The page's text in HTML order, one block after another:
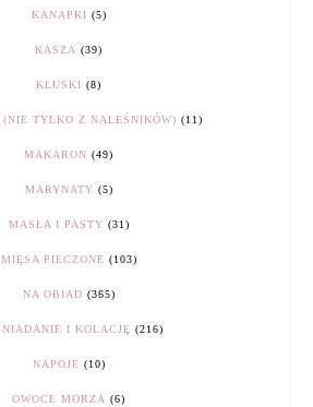
KANAPKI (5)
KASZA (39)
KLUSKI (8)
TYLKO Z NALEŚNIKÓW) (11)
MAKARON (49)
MARYNATY (5)
MASŁA I PASTY (31)
MIĘSA PIECZONE (103)
NA OBIAD (365)
I KOLACJĘ (216)
NAPOJE (10)
OWOCE MORZA (6)